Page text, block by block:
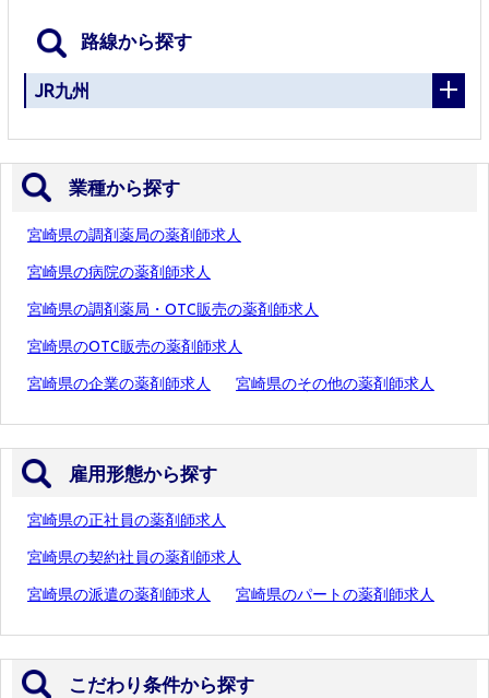
路線から探す
JR九州
業種から探す
宮崎県の調剤薬局の薬剤師求人
宮崎県の病院の薬剤師求人
宮崎県の調剤薬局・OTC販売の薬剤師求人
宮崎県のOTC販売の薬剤師求人
宮崎県の企業の薬剤師求人 宮崎県のその他の薬剤師求人
雇用形態から探す
宮崎県の正社員の薬剤師求人
宮崎県の契約社員の薬剤師求人
宮崎県の派遣の薬剤師求人 宮崎県のパートの薬剤師求人
こだわり条件から探す